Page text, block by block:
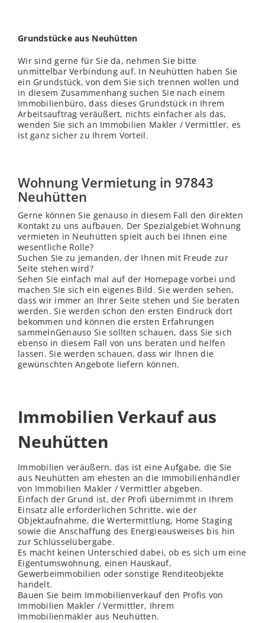
Grundstücke aus Neuhütten
Wir sind gerne für Sie da, nehmen Sie bitte
unmittelbar Verbindung auf. In Neuhütten haben Sie
ein Grundstück, von dem Sie sich trennen wollen und
in diesem Zusammenhang suchen Sie nach einem
Immobilienbüro, dass dieses Grundstück in Ihrem
Arbeitsauftrag veräußert, nichts einfacher als das,
wenden Sie sich an Immobilien Makler / Vermittler, es
ist ganz sicher zu Ihrem Vorteil.
Wohnung Vermietung in 97843
Neuhütten
Gerne können Sie genauso in diesem Fall den direkten
Kontakt zu uns aufbauen. Der Spezialgebiet Wohnung
vermieten in Neuhütten spielt auch bei Ihnen eine
wesentliche Rolle?
Suchen Sie zu jemanden, der Ihnen mit Freude zur
Seite stehen wird?
Sehen Sie einfach mal auf der Homepage vorbei und
machen Sie sich ein eigenes Bild. Sie werden sehen,
dass wir immer an Ihrer Seite stehen und Sie beraten
werden. Sie werden schon den ersten Eindruck dort
bekommen und können die ersten Erfahrungen
sammelnGenauso Sie sollten schauen, dass Sie sich
ebenso in diesem Fall von uns beraten und helfen
lassen. Sie werden schauen, dass wir Ihnen die
gewünschten Angebote liefern können.
Immobilien Verkauf aus
Neuhütten
Immobilien veräußern, das ist eine Aufgabe, die Sie
aus Neuhütten am ehesten an die Immobilienhändler
von Immobilien Makler / Vermittler abgeben.
Einfach der Grund ist, der Profi übernimmt in Ihrem
Einsatz alle erforderlichen Schritte, wie der
Objektaufnahme, die Wertermittlung, Home Staging
sowie die Anschaffung des Energieausweises bis hin
zur Schlüsselübergabe.
Es macht keinen Unterschied dabei, ob es sich um eine
Eigentumswohnung, einen Hauskauf,
Gewerbeimmobilien oder sonstige Renditeobjekte
handelt.
Bauen Sie beim Immobilienverkauf den Profis von
Immobilien Makler / Vermittler, Ihrem
Immobilienmakler aus Neuhütten.